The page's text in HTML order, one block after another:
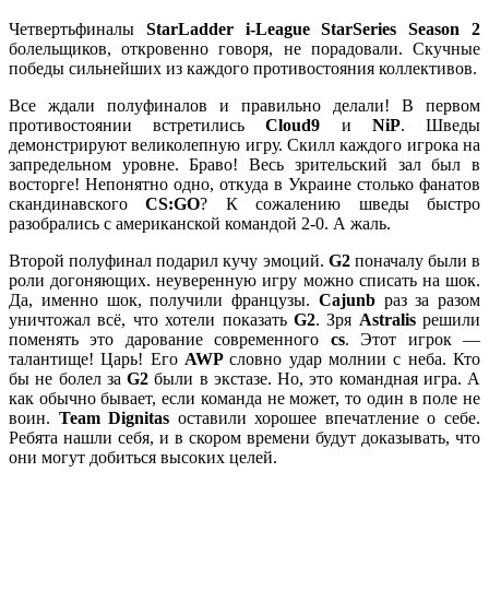
Четвертьфиналы StarLadder i-League StarSeries Season 2
болельщиков, откровенно говоря, не порадовали. Скучные
победы сильнейших из каждого противостояния коллективов.
Все ждали полуфиналов и правильно делали! В первом
противостоянии встретилисьCloud9 и NiP. Шведы
демонстрируют великолепную игру. Скилл каждого игрока на
запредельном уровне. Браво! Весь зрительский зал был в
восторге! Непонятно одно, откуда в Украине столько фанатов
скандинавскогоCS:GO? К сожалению шведы быстро
разобрались с американской командой 2-0. А жаль.
Второй полуфинал подарил кучу эмоций. G2 поначалу были в
роли догоняющих. неуверенную игру можно списать на шок.
Да, именно шок, получили французы. Cajunb раз за разом
уничтожал всё, что хотели показать G2. Зря Astralis решили
поменять это дарование современного cs. Этот игрок —
талантище! Царь! Его AWPсловно удар молнии с неба. Кто
бы не болел за G2были в экстазе. Но, это командная игра. А
как обычно бывает, если команда не может, то один в поле не
воин. Team Dignitas оставили хорошее впечатление о себе.
Ребята нашли себя, и в скором времени будут доказывать, что
они могут добиться высоких целей.